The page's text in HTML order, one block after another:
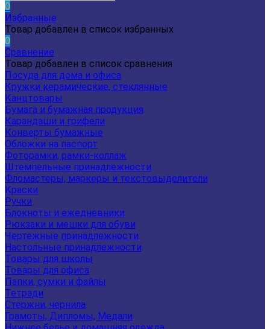
0
Избранные
Товар добавлен в список избранных
0
Сравнение
Товар добавлен в список сравнения
Посуда для дома и офиса
Кружки керамические, стеклянные
Канцтовары
Бумага и бумажная продукция
Карандаши и грифели
Конверты бумажные
Обложки на паспорт
Фоторамки, рамки-коллаж
Штемпельные принадлежности
Фломастеры, маркеры и текстовыделители
Краски
Ручки
Блокноты и ежедневники
Рюкзаки и мешки для обуви
Чертежные принадлежности
Настольные принадлежности
Товары для школы
Товары для офиса
Папки, сумки и файлы
Тетради
Стержни, чернила
Грамоты, Дипломы, Медали